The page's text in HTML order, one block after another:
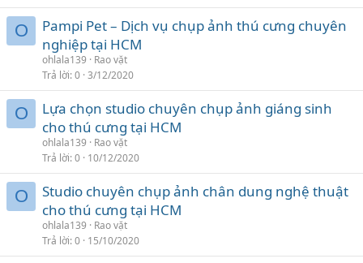
O
Pampi Pet – Dịch vụ chụp ảnh thú cưng chuyên
nghiệp tại HCM
ohlala139
Rao vặt
Trả lời 0 3/12/2020
O
Lựa chọn studio chuyên chụp ảnh giáng sinh
cho thú cưng tại HCM
ohlala139
Rao vặt
Trả lời 0 10/12/2020
O
Studio chuyên chụp ảnh chân dung nghệ thuật
cho thú cưng tại HCM
ohlala139
Rao vặt
Trả lời 0 15/10/2020